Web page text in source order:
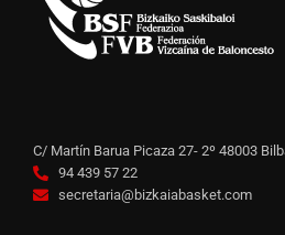
C/ Martín Barua Picaza 27- 2º 48003
94 439 57 22
secretaria@bizkaiabasket.com